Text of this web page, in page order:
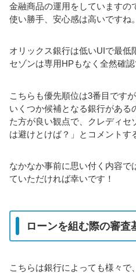
金融商品の運用をしていますの
使い勝手、安心感は高いですね。
オリックス銀行は低いUIで最低
セゾンは専用HPもなく全然確
こちらも優先順位は3番目です
いくつか候補となる銀行がある
た方が良い観点で、クレディセ
は避けとけば？」とコメントす
なかなか事前に思い付く内容で
ていただければ幸いです！
ローンを組む際の審査
こちらは銀行によっても様々で